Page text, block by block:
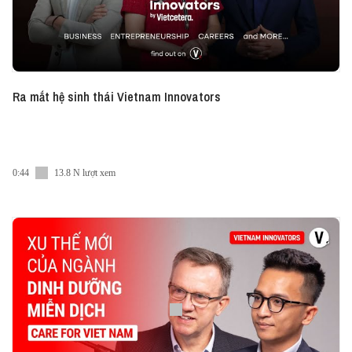
https://www.linkedin.com/company/vietcetera/
*Tiktok: https://www.tiktok.com/@vietceteraadvice
*Twitter: https://twitter.com/vietcetera
#Vietcetera_Podcast #VI #Vietcetera
Ra mắt hệ sinh thái Vietnam Innovators
0:44 13.8 N lượt xem